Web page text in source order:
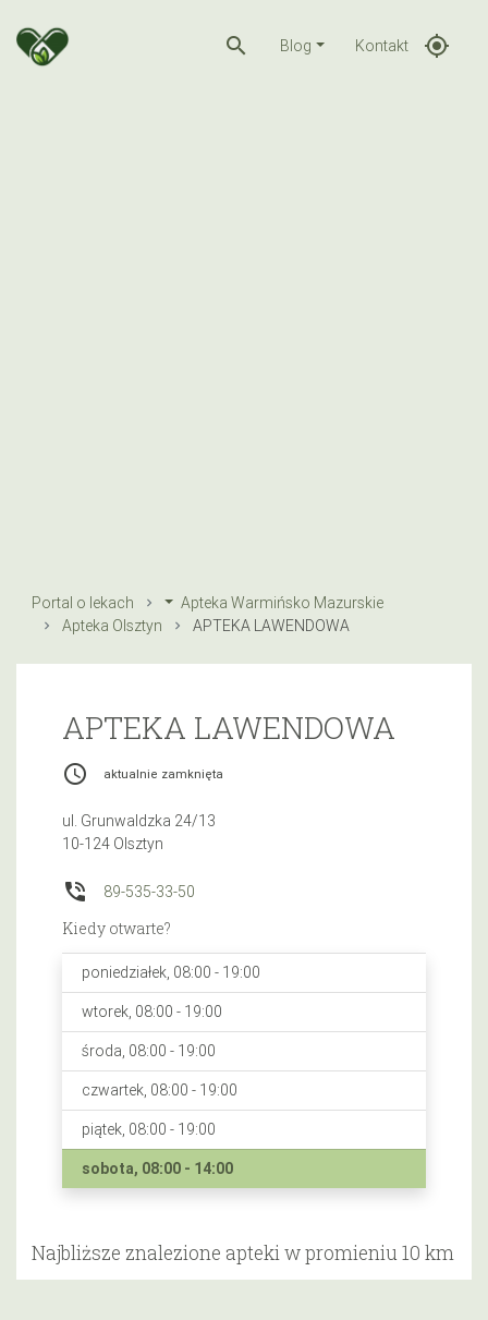
search Blog Kontakt gps_fixed
Portal o lekach
Apteka Warmińsko Mazurskie
Apteka Olsztyn
APTEKA LAWENDOWA
APTEKA LAWENDOWA
access_time aktualnie zamknięta
ul. Grunwaldzka 24/13
10-124 Olsztyn
phone_in_talk 89-535-33-50
Kiedy otwarte?
poniedziałek, 08:00 - 19:00
wtorek, 08:00 - 19:00
środa, 08:00 - 19:00
czwartek, 08:00 - 19:00
piątek, 08:00 - 19:00
sobota, 08:00 - 14:00
Najbliższe znalezione apteki w promieniu 10 km